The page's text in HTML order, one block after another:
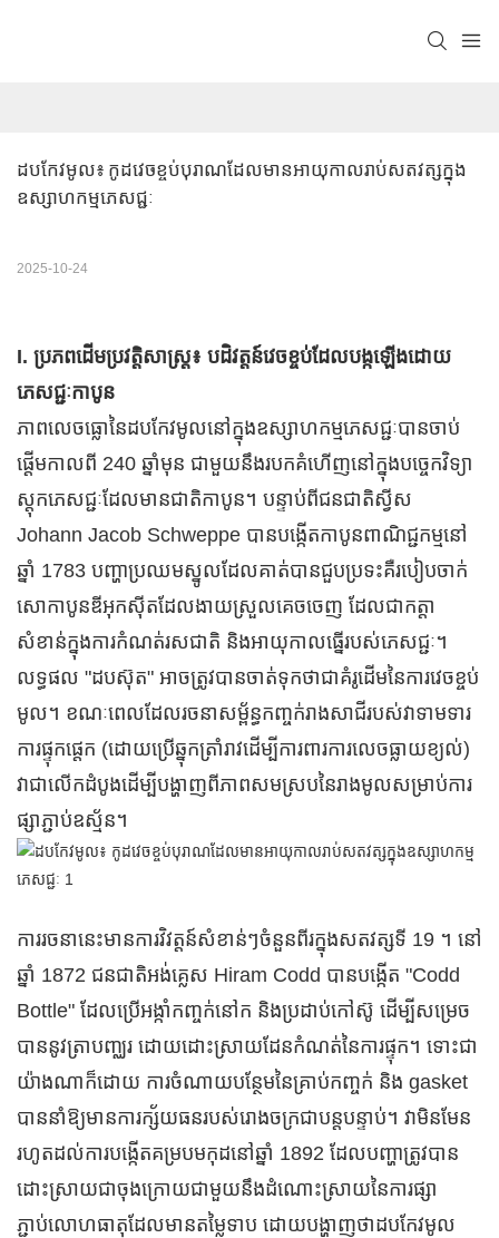
ដបកែវមូល៖ កូដវេចខ្ចប់បុរាណដែលមានអាយុកាលរាប់សតវត្សក្នុង
ឧស្សាហកម្មភេសជ្ជៈ
2025-10-24
I. ប្រភពដើមប្រវត្តិសាស្ត្រ៖ បដិវត្តន៍វេចខ្ចប់ដែលបង្កឡើងដោយ
ភេសជ្ជៈកាបូន
ភាពលេចធ្លោនៃដបកែវមូលនៅក្នុងឧស្សាហកម្មភេសជ្ជៈបានចាប់
ផ្តើមកាលពី 240 ឆ្នាំមុន ជាមួយនឹងរបកគំហើញនៅក្នុងបច្ចេកវិទ្យា
ស្តុកភេសជ្ជៈដែលមានជាតិកាបូន។ បន្ទាប់ពីជនជាតិស្វីស
Johann Jacob Schweppe បានបង្កើតកាបូនពាណិជ្ជកម្មនៅ
ឆ្នាំ 1783 បញ្ហាប្រឈមស្នូលដែលគាត់បានជួបប្រទះគឺរបៀបចាក់
សោកាបូនឌីអុកស៊ីតដែលងាយស្រួលគេចចេញ ដែលជាកត្តា
សំខាន់ក្នុងការកំណត់រសជាតិ និងអាយុកាលធ្នើរបស់ភេសជ្ជៈ។
លទ្ធផល "ដបស៊ុត" អាចត្រូវបានចាត់ទុកថាជាគំរូដើមនៃការវេចខ្ចប់
មូល។ ខណៈពេលដែលរចនាសម្ព័ន្ធកញ្ចក់រាងសាជីរបស់វាទាមទារ
ការផ្ទុកផ្តេក (ដោយប្រើឆ្នុកត្រាំរាវដើម្បីការពារការលេចធ្លាយខ្យល់)
វាជាលើកដំបូងដើម្បីបង្ហាញពីភាពសមស្របនៃរាងមូលសម្រាប់ការ
ផ្សាភ្ជាប់ឧស្ម័ន។
ការរចនានេះមានការវិវត្តន៍សំខាន់ៗចំនួនពីរក្នុងសតវត្សទី 19 ។ នៅ
ឆ្នាំ 1872 ជនជាតិអង់គ្លេស Hiram Codd បានបង្កើត "Codd
Bottle" ដែលប្រើអង្កាំកញ្ចក់នៅក និងប្រដាប់កៅស៊ូ ដើម្បីសម្រេច
បាននូវត្រាបញ្ឈរ ដោយដោះស្រាយដែនកំណត់នៃការផ្ទុក។ ទោះជា
យ៉ាងណាក៏ដោយ ការចំណាយបន្ថែមនៃគ្រាប់កញ្ចក់ និង gasket
បាននាំឱ្យមានការក្ស័យធនរបស់រោងចក្រជាបន្តបន្ទាប់។ វាមិនមែន
រហូតដល់ការបង្កើតគម្របមកុដនៅឆ្នាំ 1892 ដែលបញ្ហាត្រូវបាន
ដោះស្រាយជាចុងក្រោយជាមួយនឹងដំណោះស្រាយនៃការផ្សា
ភ្ជាប់លោហធាតុដែលមានតម្លៃទាប ដោយបង្ហាញថាដបកែវមូល